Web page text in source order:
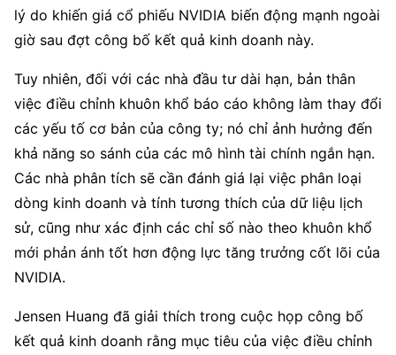
lý do khiến giá cổ phiếu NVIDIA biến động mạnh ngoài
giờ sau đợt công bố kết quả kinh doanh này.
Tuy nhiên, đối với các nhà đầu tư dài hạn, bản thân
việc điều chỉnh khuôn khổ báo cáo không làm thay đổi
các yếu tố cơ bản của công ty; nó chỉ ảnh hưởng đến
khả năng so sánh của các mô hình tài chính ngắn hạn.
Các nhà phân tích sẽ cần đánh giá lại việc phân loại
dòng kinh doanh và tính tương thích của dữ liệu lịch
sử, cũng như xác định các chỉ số nào theo khuôn khổ
mới phản ánh tốt hơn động lực tăng trưởng cốt lõi của
NVIDIA.
Jensen Huang đã giải thích trong cuộc họp công bố
kết quả kinh doanh rằng mục tiêu của việc điều chỉnh